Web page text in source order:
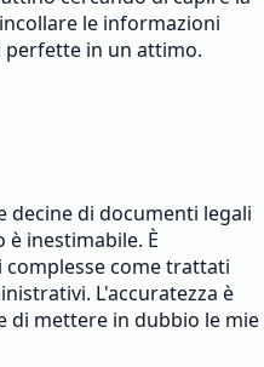
le informazioni
in un attimo.
decine di documenti legali
inestimabile. È
come trattati
L'accuratezza è
di mettere in dubbio le mie